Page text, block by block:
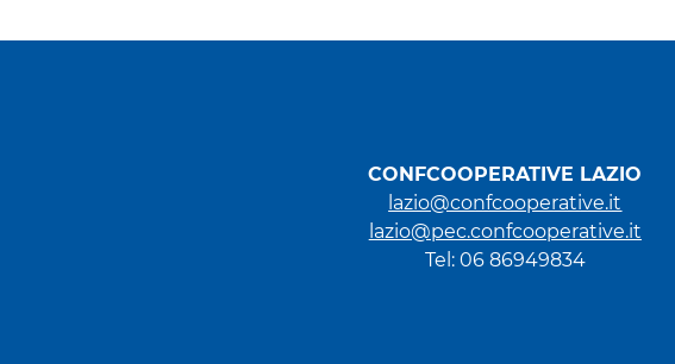
CONFCOOPERATIVE LAZIO
lazio@confcooperative.it
lazio@pec.confcooperative.it
Tel: 06 86949834